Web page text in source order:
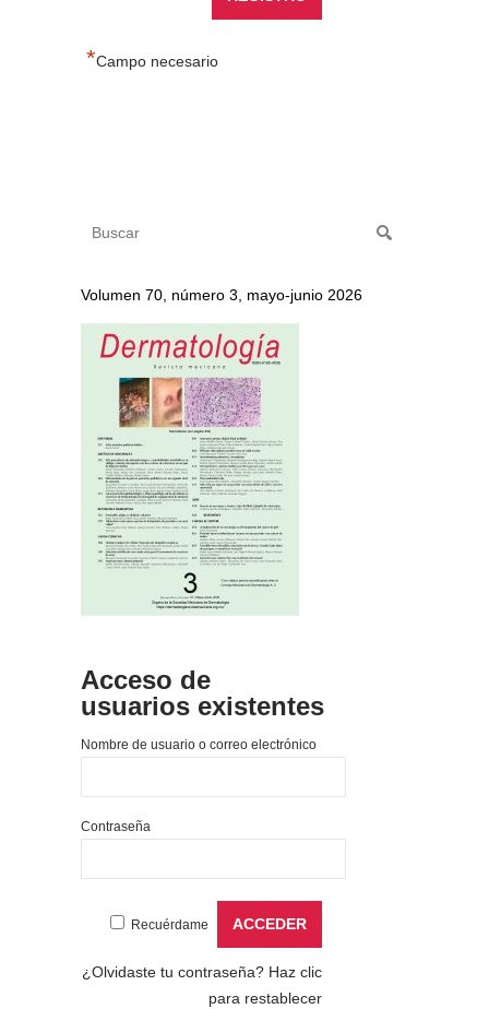
*Campo necesario
Volumen 70, número 3, mayo-junio 2026
Acceso de
usuarios existentes
Nombre de usuario o correo electrónico
Contraseña
Recuérdame
¿Olvidaste tu contraseña? Haz clic
para restablecer